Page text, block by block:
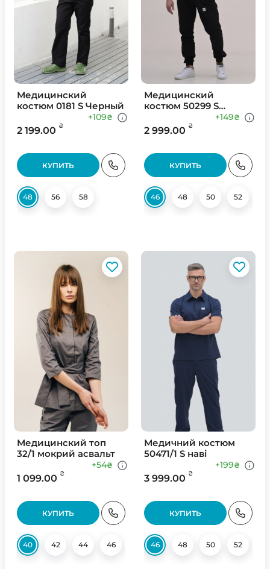
Медицинский
костюм 0181 S Черный
2 199.00 ₴
+109₴
КУПИТЬ
48 56 58
Медицинский
костюм 50299 S
2 999.00 ₴
+149₴
КУПИТЬ
46 48 50 52
Медицинский топ
32/1 мокрий асвальт
1 099.00 ₴
+54₴
КУПИТЬ
40 42 44 46 50
Медичний костюм
50471/1 S наві
3 999.00 ₴
+199₴
КУПИТЬ
46 48 50 52